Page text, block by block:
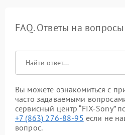
FAQ. Ответы на вопросы
Вы можете ознакомиться с
часто задаваемыми
сервисный центр “FIX-Sony”
+7 (863) 276-88-95 если не
вопрос.